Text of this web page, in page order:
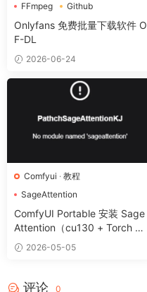
FFmpeg
Github
Onlyfans
Onlyfans 免费批量下载软件 O
F-DL
2026-06-24
Comfyui · 教程
SageAttention
ComfyUI Portable 安装 Sage
Attention（cu130 + Torch 2.
9）完整教程【修复 Triton 报
错版】
2026-05-05
评论 0